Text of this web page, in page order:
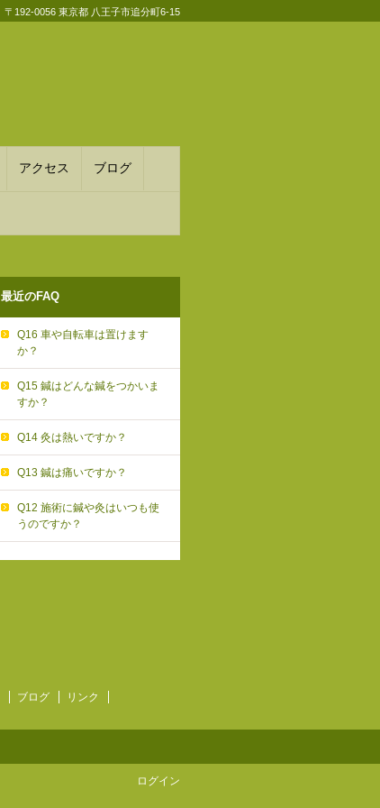
〒192-0056 東京都 八王子市追分町6-15
アクセス ブログ
最近のFAQ
Q16 車や自転車は置けます
か？
Q15 鍼はどんな鍼をつかいま
すか？
Q14 灸は熱いですか？
Q13 鍼は痛いですか？
Q12 施術に鍼や灸はいつも使
うのですか？
ブログ リンク
ログイン